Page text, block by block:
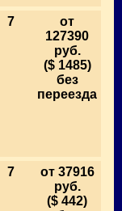
7
от
127390
руб.
($ 1485)
без
переезда
7
от 37916
руб.
($ 442)